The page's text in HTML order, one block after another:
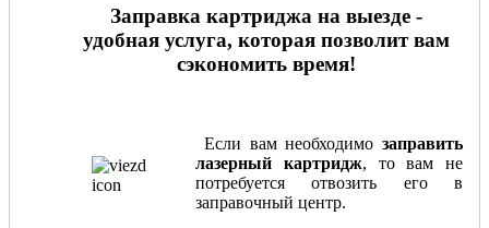
Заправка картриджа на выезде -
удобная услуга, которая позволит вам
сэкономить время!
Если вам необходимо заправить
лазерный картридж, то вам не
потребуется отвозить его в
заправочный центр.